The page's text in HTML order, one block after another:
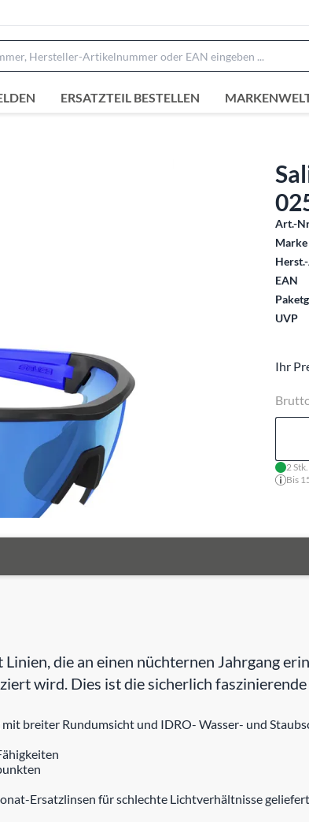
ERSATZTEIL BESTELLEN
Art.-
EAN
UVP
Ihr
2
Bis
die an einen nüchternen Jahrgang
wird. Dies ist die sicherlich
breiter Rundumsicht und IDRO- Wasser- und
Ersatzlinsen für schlechte Lichtverhältnisse geliefert